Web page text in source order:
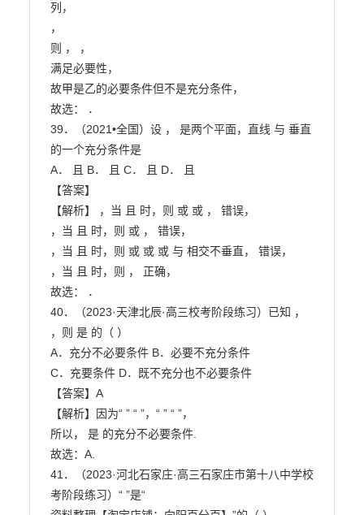
列，
，
则 ， ，
满足必要性，
故甲是乙的必要条件但不是充分条件，
故选： ．
39．（2021•全国）设 ， 是两个平面，直线 与 垂直
的一个充分条件是
A． 且 B． 且 C． 且 D． 且
【答案】
【解析】 ，当 且 时，则 或 或 ， 错误，
，当 且 时，则 或 ， 错误，
，当 且 时，则 或 或 或 与 相交不垂直， 错误，
，当 且 时，则 ， 正确，
故选： ．
40．（2023·天津北辰·高三校考阶段练习）已知 ，
，则 是 的（ ）
A．充分不必要条件 B．必要不充分条件
C．充要条件 D．既不充分也不必要条件
【答案】A
【解析】因为“ ” “ ”，“ ” “ ”，
所以， 是 的充分不必要条件.
故选：A.
41．（2023·河北石家庄·高三石家庄市第十八中学校
考阶段练习）“ ”是“